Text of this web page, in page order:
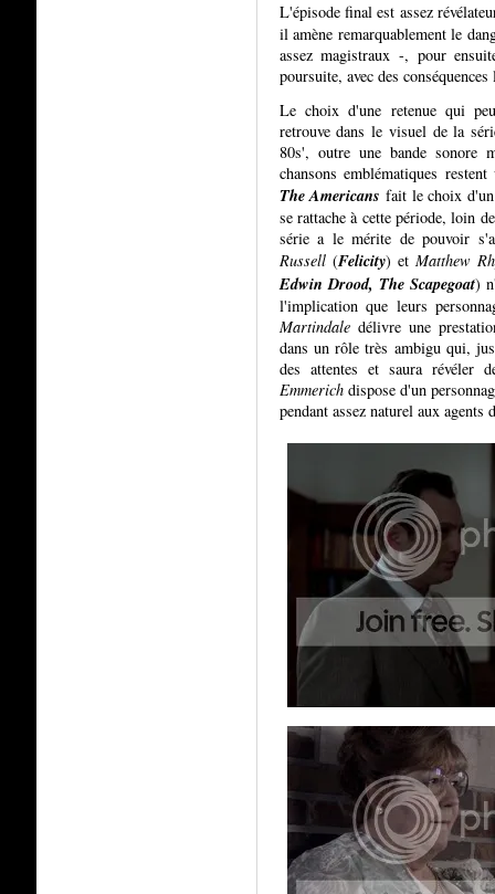
L'épisode final est assez
il amène remarquablement le
assez magistraux -, pour
poursuite, avec des
Le choix d'une retenue qui
retrouve dans le visuel de la
80s', outre une bande sonore
chansons emblématiques
The Americans fait le choix
se rattache à cette période, loin
série a le mérite de pouvoir
Russell(Felicity) etMatthew
Edwin Drood, The Scapegoat)
l'implication que leurs
Martindaledélivre une
dans un rôle très ambigu qui,
des attentes et saura révéler
Emmerichdispose d'un
pendant assez naturel aux